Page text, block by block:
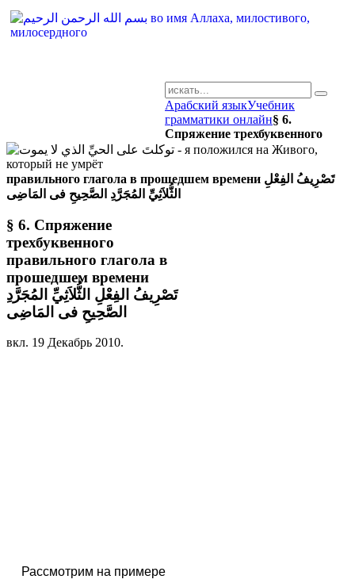
Арабский языкУчебник
грамматики онлайн§ 6.
Спряжение трехбуквенного
правильного глагола в прошедшем времени تَصْرِيفُ الفِعْلِ
الثُّلاَثِيِّ المُجَرَّدِ الصَّحِيحِ فى المَاضِى
§ 6. Спряжение
трехбуквенного
правильного глагола в
прошедшем времени
تَصْرِيفُ الفِعْلِ الثُّلاَثِيِّ المُجَرَّدِ
الصَّحِيحِ فى المَاضِى
вкл. 19 Декабрь 2010.
Рассмотрим на примере